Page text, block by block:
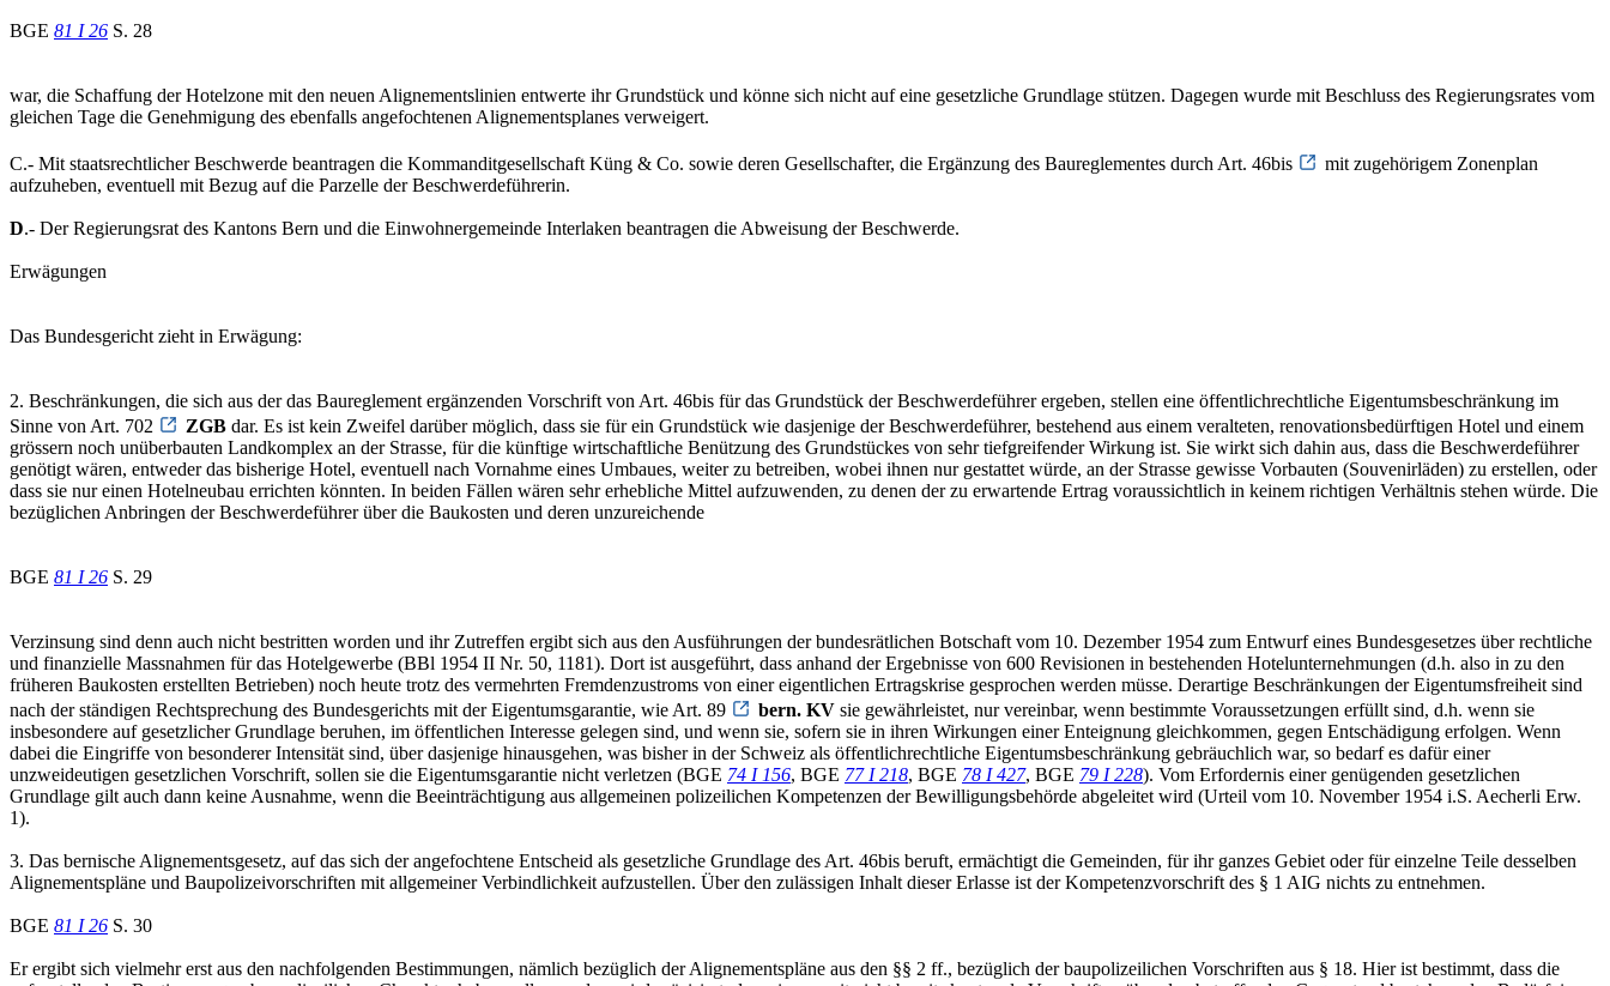
BGE 81 I 26 S. 28
war, die Schaffung der Hotelzone mit den neuen Alignementslinien entwerte ihr Grundstück und könne sich nicht auf eine gesetzliche Grundlage stützen. Dagegen wurde mit Beschluss des Regierungsrates vom
gleichen Tage die Genehmigung des ebenfalls angefochtenen Alignementsplanes verweigert.
C.- Mit staatsrechtlicher Beschwerde beantragen die Kommanditgesellschaft Küng & Co. sowie deren Gesellschafter, die Ergänzung des Baureglementes durch Art. 46bis
mit zugehörigem Zonenplan
aufzuheben, eventuell mit Bezug auf die Parzelle der Beschwerdeführerin.
D.- Der Regierungsrat des Kantons Bern und die Einwohnergemeinde Interlaken beantragen die Abweisung der Beschwerde.
Erwägungen
Das Bundesgericht zieht in Erwägung:
2. Beschränkungen, die sich aus der das Baureglement ergänzenden Vorschrift von Art. 46bis für das Grundstück der Beschwerdeführer ergeben, stellen eine öffentlichrechtliche Eigentumsbeschränkung im
Sinne von Art. 702
ZGB dar. Es ist kein Zweifel darüber möglich, dass sie für ein Grundstück wie dasjenige der Beschwerdeführer, bestehend aus einem veralteten, renovationsbedürftigen Hotel und einem
grössern noch unüberbauten Landkomplex an der Strasse, für die künftige wirtschaftliche Benützung des Grundstückes von sehr tiefgreifender Wirkung ist. Sie wirkt sich dahin aus, dass die Beschwerdeführer
genötigt wären, entweder das bisherige Hotel, eventuell nach Vornahme eines Umbaues, weiter zu betreiben, wobei ihnen nur gestattet würde, an der Strasse gewisse Vorbauten (Souvenirläden) zu erstellen, oder
dass sie nur einen Hotelneubau errichten könnten. In beiden Fällen wären sehr erhebliche Mittel aufzuwenden, zu denen der zu erwartende Ertrag voraussichtlich in keinem richtigen Verhältnis stehen würde. Die
bezüglichen Anbringen der Beschwerdeführer über die Baukosten und deren unzureichende
BGE 81 I 26 S. 29
Verzinsung sind denn auch nicht bestritten worden und ihr Zutreffen ergibt sich aus den Ausführungen der bundesrätlichen Botschaft vom 10. Dezember 1954 zum Entwurf eines Bundesgesetzes über rechtliche
und finanzielle Massnahmen für das Hotelgewerbe (BBl 1954 II Nr. 50, 1181). Dort ist ausgeführt, dass anhand der Ergebnisse von 600 Revisionen in bestehenden Hotelunternehmungen (d.h. also in zu den
früheren Baukosten erstellten Betrieben) noch heute trotz des vermehrten Fremdenzustroms von einer eigentlichen Ertragskrise gesprochen werden müsse. Derartige Beschränkungen der Eigentumsfreiheit sind
nach der ständigen Rechtsprechung des Bundesgerichts mit der Eigentumsgarantie, wie Art. 89
bern. KV sie gewährleistet, nur vereinbar, wenn bestimmte Voraussetzungen erfüllt sind, d.h. wenn sie
insbesondere auf gesetzlicher Grundlage beruhen, im öffentlichen Interesse gelegen sind, und wenn sie, sofern sie in ihren Wirkungen einer Enteignung gleichkommen, gegen Entschädigung erfolgen. Wenn
dabei die Eingriffe von besonderer Intensität sind, über dasjenige hinausgehen, was bisher in der Schweiz als öffentlichrechtliche Eigentumsbeschränkung gebräuchlich war, so bedarf es dafür einer
unzweideutigen gesetzlichen Vorschrift, sollen sie die Eigentumsgarantie nicht verletzen (BGE 74 I 156, BGE 77 I 218, BGE 78 I 427, BGE 79 I 228). Vom Erfordernis einer genügenden gesetzlichen
Grundlage gilt auch dann keine Ausnahme, wenn die Beeinträchtigung aus allgemeinen polizeilichen Kompetenzen der Bewilligungsbehörde abgeleitet wird (Urteil vom 10. November 1954 i.S. Aecherli Erw.
1).
3. Das bernische Alignementsgesetz, auf das sich der angefochtene Entscheid als gesetzliche Grundlage des Art. 46bis beruft, ermächtigt die Gemeinden, für ihr ganzes Gebiet oder für einzelne Teile desselben
Alignementspläne und Baupolizeivorschriften mit allgemeiner Verbindlichkeit aufzustellen. Über den zulässigen Inhalt dieser Erlasse ist der Kompetenzvorschrift des § 1 AIG nichts zu entnehmen.
BGE 81 I 26 S. 30
Er ergibt sich vielmehr erst aus den nachfolgenden Bestimmungen, nämlich bezüglich der Alignementspläne aus den §§ 2 ff., bezüglich der baupolizeilichen Vorschriften aus § 18. Hier ist bestimmt, dass die